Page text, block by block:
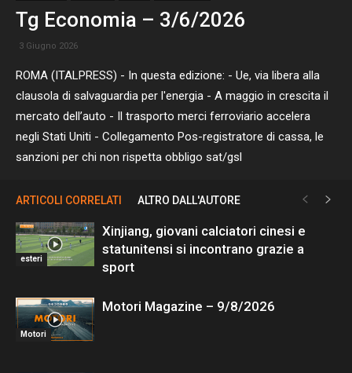
Tg Economia – 3/6/2026
3 Giugno 2026
ROMA (ITALPRESS) - In questa edizione: - Ue, via libera alla
clausola di salvaguardia per l'energia - A maggio in crescita il
mercato dell’auto - Il trasporto merci ferroviario accelera
negli Stati Uniti - Collegamento Pos-registratore di cassa, le
sanzioni per chi non rispetta obbligo sat/gsl
ARTICOLI CORRELATI ALTRO DALL'AUTORE
esteri
Xinjiang, giovani calciatori cinesi e
statunitensi si incontrano grazie a
sport
Motori
Motori Magazine – 9/8/2026